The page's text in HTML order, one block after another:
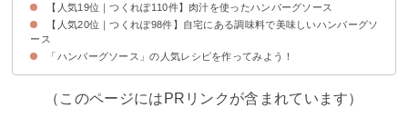
【人気19位｜つくれぽ110件】肉汁を使ったハンバーグソース
【人気20位｜つくれぽ98件】自宅にある調味料で美味しいハンバーグソ
ース
「ハンバーグソース」の人気レシピを作ってみよう！
（このページにはPRリンクが含まれています）